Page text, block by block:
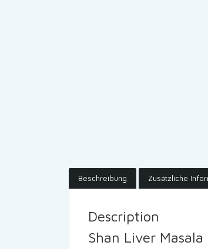
Beschreibung Zusätzliche
Description
Shan Liver